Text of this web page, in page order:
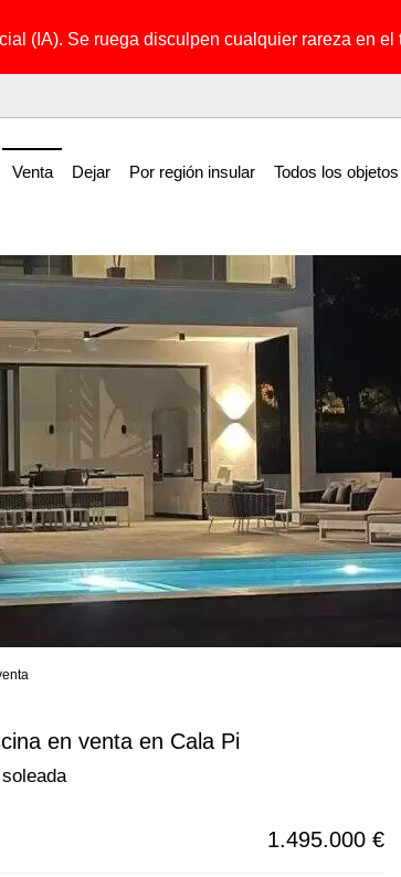
(IA). Se ruega disculpen cualquier rareza en el
Venta Dejar Por región insular Todos los objetos
en venta en Cala Pi
1.495.000 €